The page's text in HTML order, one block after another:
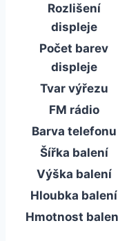
Rozlišení
displeje
Počet barev
displeje
Tvar výřezu
FM rádio
Barva telefonu
Šířka balení
Výška balení
Hloubka balení
Hmotnost